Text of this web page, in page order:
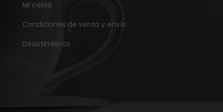
Mi cesta
Condiciones de venta y envío
Desistimiento